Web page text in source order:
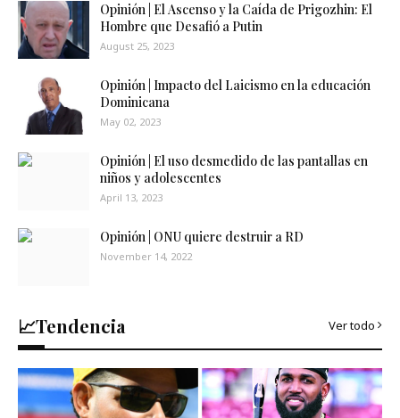
Opinión | El Ascenso y la Caída de Prigozhin: El
Hombre que Desafió a Putin
August 25, 2023
Opinión | Impacto del Laicismo en la educación
Dominicana
May 02, 2023
Opinión | El uso desmedido de las pantallas en
niños y adolescentes
April 13, 2023
Opinión | ONU quiere destruir a RD
November 14, 2022
📈Tendencia Ver todo